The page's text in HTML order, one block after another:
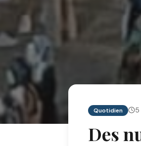
Quotidien 5
Des